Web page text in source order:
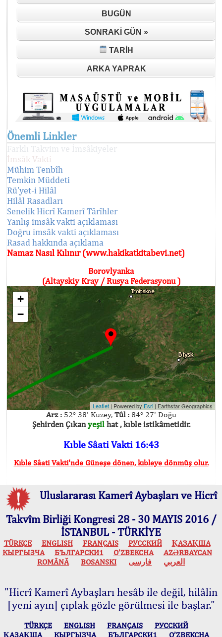
BUGÜN
SONRAKI GÜN »
TARIH
ARKA YAPRAK
Önemli Linkler
Farklı Takvim ve İmsâkiyeler
İmsâk Vakti
Mühim Tenbîh
Temkin Müddeti
Rü'yet-i Hilâl
Hilâl Rasadları
Senelik Hicrî Kamerî Târîhler
Yanlış imsâk vakti açıklaması
Doğru imsâk vakti açıklaması
Rasad hakkında açıklama
Namaz Nasıl Kılınır (www.hakikatkitabevi.net)
Borovlyanka
(Altayskiy Kray / Rusya Federasyonu )
+
−
Leaflet | Powered by Esri | Earthstar Geographics
Arz :52° 38' Kuzey, Tûl :84° 27' Doğu
Şehirden Çıkanyeşilhat , kıble istikâmetidir.
Kıble Sâati Vakti 16:43
Kıble Sâati Vakti'nde Güneşe dönen, kıbleye dönmüş olur.
Uluslararası Kamerî Aybaşları ve Hicrî
Takvîm Birliği Kongresi 28 - 30 MAYIS 2016 /
İSTANBUL - TÜRKİYE
TÜRKÇE ENGLISH FRANÇAIS РУССКИЙ
ҚАЗАҚША
КЫPГЫЗЧA
БЪЛГАРСКИ1 O’ZBEKCHA
AZӘRBAYCAN
ROMÂNĂ
BOSANSKI العربي فارسی
"Hicrî Kamerî Aybaşları hesâb ile değil, hilâlin
[yeni ayın] çıplak gözle görülmesi ile başlar."
TÜRKÇE ENGLISH FRANÇAIS
РУССКИЙ
ҚАЗАҚША
КЫPГЫЗЧA БЪЛГАРСКИ1 O’ZBEKCHA